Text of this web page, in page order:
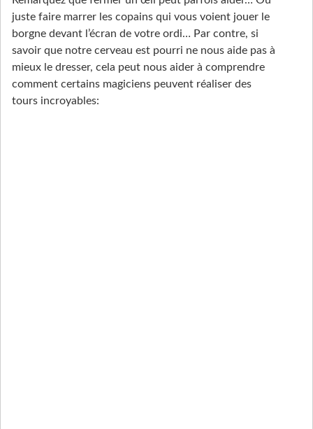
juste faire marrer les copains qui vous voient jouer le
borgne devant l’écran de votre ordi… Par contre, si
savoir que notre cerveau est pourri ne nous aide pas à
mieux le dresser, cela peut nous aider à comprendre
comment certains magiciens peuvent réaliser des
tours incroyables: